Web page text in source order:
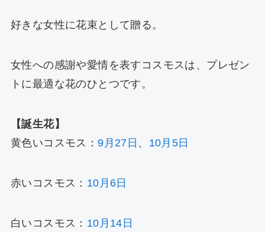
好きな女性に花束として贈る。
女性への感謝や愛情を表すコスモスは、プレゼン
トに最適な花のひとつです。
【誕生花】
黄色いコスモス：9月27日 、 10月5日
赤いコスモス： 10月6日
白いコスモス： 10月14日